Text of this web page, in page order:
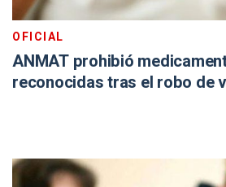
OFICIAL
ANMAT prohibió
reconocidas tras el robo de